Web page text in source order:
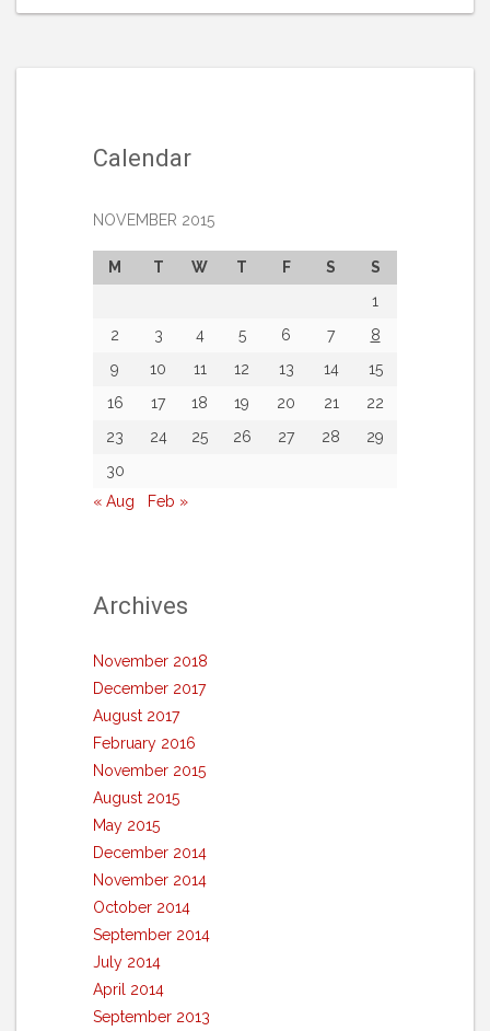
Calendar
NOVEMBER 2015
M T W T F S
S
1
2
3 4 5 6 7
8
9
10 11 12 13 14
15
16
17 18 19 20 21
22
23
24 25 26 27 28
29
30
« Aug
Feb »
Archives
November 2018
December 2017
August 2017
February 2016
November 2015
August 2015
May 2015
December 2014
November 2014
October 2014
September 2014
July 2014
April 2014
September 2013